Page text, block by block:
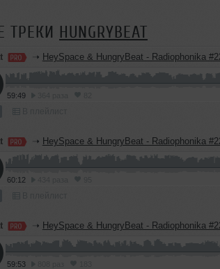
ТРЕКИ HUNGRYBEAT
➝ HeySpace & HungryBeat - Radiophonika
59:49
➝ HeySpace & HungryBeat - Radiophonika
60:12
➝ HeySpace & HungryBeat - Radiophonika
59:53